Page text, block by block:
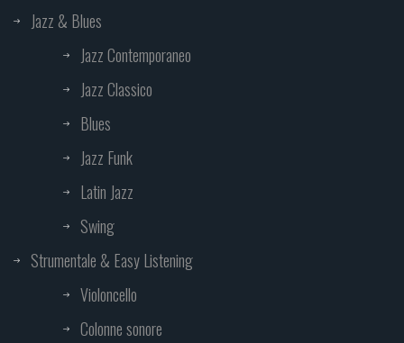
Jazz & Blues
Jazz Contemporaneo
Jazz Classico
Blues
Jazz Funk
Latin Jazz
Swing
Strumentale & Easy Listening
Violoncello
Colonne sonore